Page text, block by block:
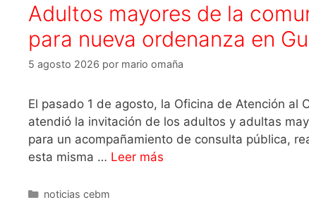
Adultos mayores de la
para nueva ordenanza en
5 agosto 2026 por mario omaña
El pasado 1 de agosto, la Oficina de Atención
atendió la invitación de los adultos y adultas
para un acompañamiento de consulta pública,
esta misma … Leer más
noticias cebm